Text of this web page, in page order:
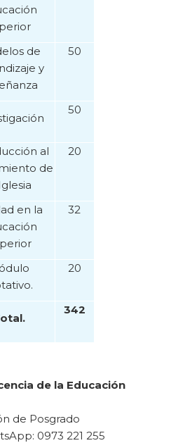
de
y
50
50
al
de
20
en la
32
20
342
de la Educación
de Posgrado
0973 221 255